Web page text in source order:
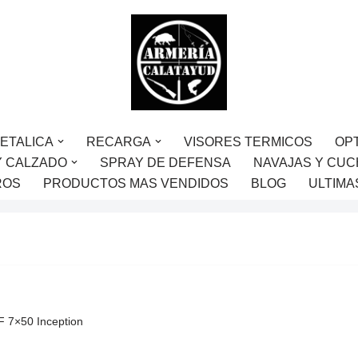
RECARGA VISORES TERMICOS
CALZADO
SPRAY DE DEFENSA
NAVAJAS Y
PRODUCTOS MAS VENDIDOS BLOG
7×50 Inception